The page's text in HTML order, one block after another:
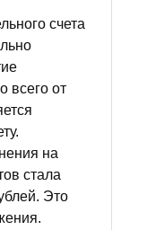
счета
всего от
на
стала
Это